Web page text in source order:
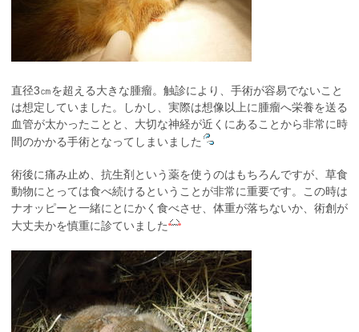
直径3㎝を超える大きな腫瘤。触診により、手術が容易でないこと
は想定していました。しかし、実際は想像以上に腫瘤へ栄養を送る
血管が太かったことと、大切な神経が近くにあることから非常に時
間のかかる手術となってしまいました
術後に痛み止め、抗生剤という薬を使うのはもちろんですが、草食
動物にとっては食べ続けるということが非常に重要です。この時は
ナオッピーと一緒にとにかく食べさせ、体重が落ちないか、術創が
大丈夫かを慎重に診ていました